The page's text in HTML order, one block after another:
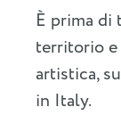
È prima di
territorio
artistica,
in Italy.